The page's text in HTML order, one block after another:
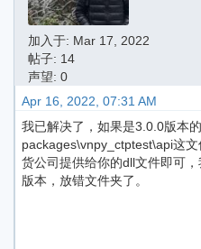
加入于: Mar 17, 2022
帖子: 14
声望: 0
Apr 16, 2022, 07:31 AM
我已解决了，如果是3.0.0版本
packages\vnpy_ctptest\api这
货公司提供给你的dll文件即可
版本，放错文件夹了。